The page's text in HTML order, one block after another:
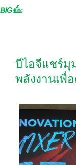
Skip
บีไอจีแชร์มุ
พลังงานเพื่